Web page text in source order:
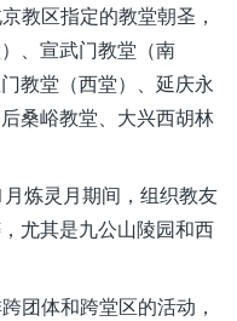
教区指定的教堂朝圣，
、宣武门教堂（南
教堂（西堂）、延庆永
桑峪教堂、大兴西胡林
炼灵月期间，组织教友
尤其是九公山陵园和西
团体和跨堂区的活动，